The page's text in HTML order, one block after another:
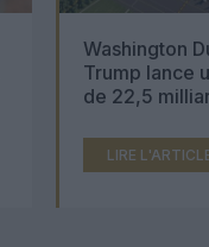
Washington
Trump lance
de 22,5
LIRE